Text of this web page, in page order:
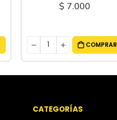
$ 7.000
COMPRAR
CATEGORÍAS